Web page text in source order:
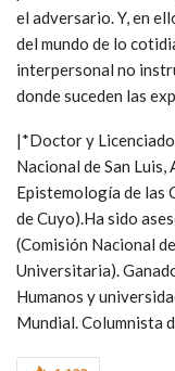
el adversario. Y, en
del mundo de lo
interpersonal no
donde suceden las
|*Doctor y
Nacional de San
Epistemología de las
de Cuyo).Ha sido
(Comisión Nacional
Universitaria).
Humanos y
Mundial. Columnista